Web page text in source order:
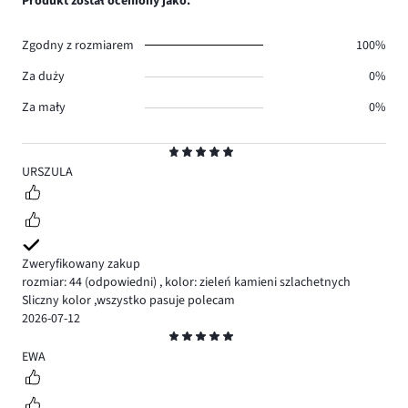
5
URSZULA
Zweryfikowany zakup
rozmiar: 44 (odpowiedni) , kolor: zieleń kamieni szlachetnych
Sliczny kolor ,wszystko pasuje polecam
2026-07-12
5
EWA
Zgodny z rozmiarem
100%
Za duży
0%
Za mały
0%